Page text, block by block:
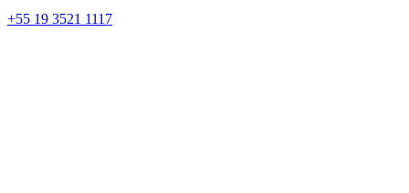
+55 19 3521 1117